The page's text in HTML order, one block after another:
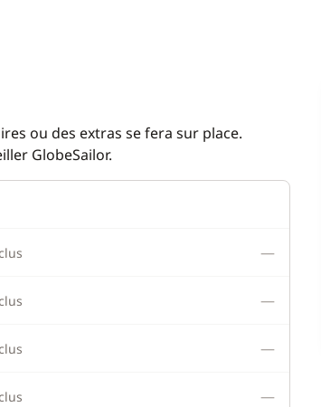
ou des extras se fera sur place.
GlobeSailor.
—
—
—
—